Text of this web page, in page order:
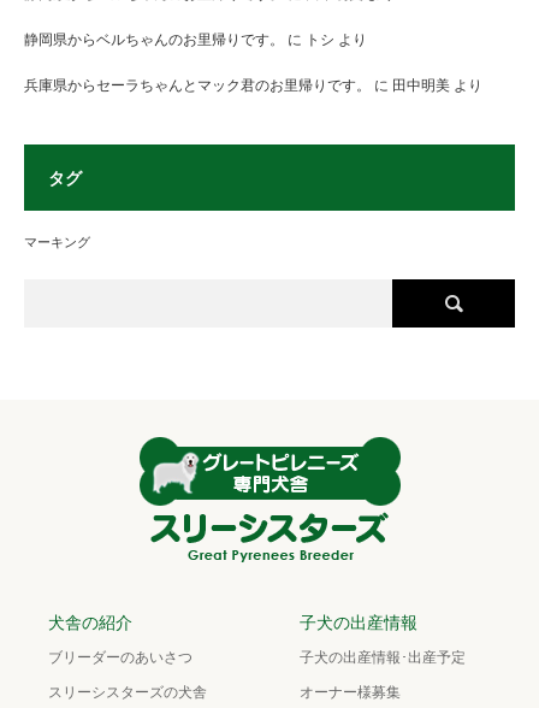
静岡県からベルちゃんのお里帰りです。 に トシ より
兵庫県からセーラちゃんとマック君のお里帰りです。 に 田中明美 より
タグ
マーキング
犬舎の紹介
ブリーダーのあいさつ
スリーシスターズの犬舎
子犬の出産情報
子犬の出産情報･出産予定
オーナー様募集